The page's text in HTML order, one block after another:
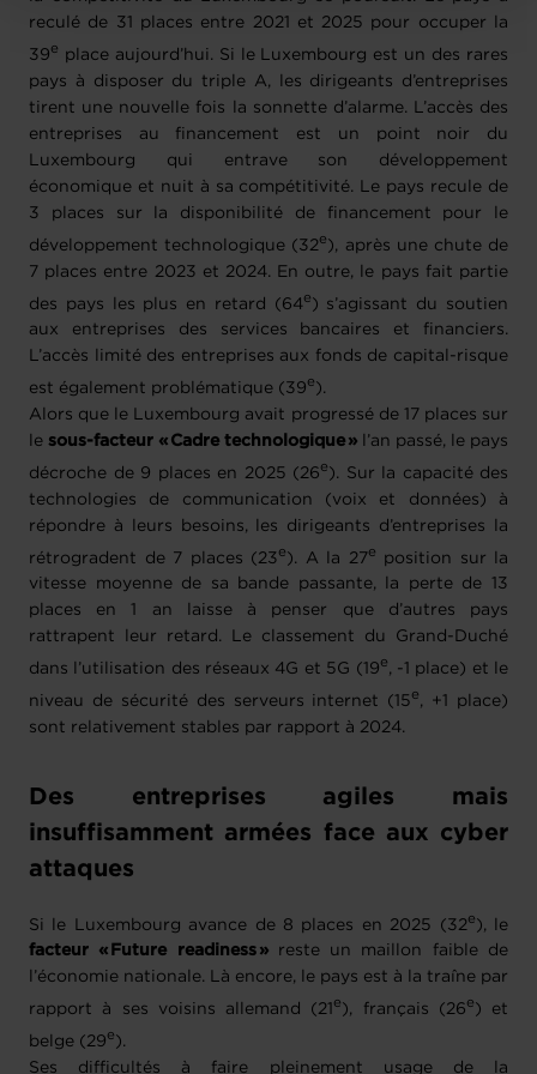
reculé de 31 places entre 2021 et 2025 pour occuper la
39e
place aujourd’hui. Si le Luxembourg est un des rares
pays à disposer du triple A, les dirigeants d’entreprises
tirent une nouvelle fois la sonnette d’alarme. L’accès des
entreprises au financement est un point noir du
Luxembourg qui entrave son développement
économique et nuit à sa compétitivité. Le pays recule de
3 places sur la disponibilité de financement pour le
développement technologique (32e ), après une chute de
7 places entre 2023 et 2024. En outre, le pays fait partie
des pays les plus en retard (64e ) s’agissant du soutien
aux entreprises des services bancaires et financiers.
L’accès limité des entreprises aux fonds de capital-risque
est également problématique (39e ).
Alors que le Luxembourg avait progressé de 17 places sur
le sous-facteur « Cadre technologique » l’an passé, le pays
décroche de 9 places en 2025 (26e ). Sur la capacité des
technologies de communication (voix et données) à
répondre à leurs besoins, les dirigeants d’entreprises la
rétrogradent de 7 places (23e ). A la 27e position sur la
vitesse moyenne de sa bande passante, la perte de 13
places en 1 an laisse à penser que d’autres pays
rattrapent leur retard. Le classement du Grand-Duché
dans l’utilisation des réseaux 4G et 5G (19e, -1 place) et le
niveau de sécurité des serveurs internet (15e, +1 place)
sont relativement stables par rapport à 2024.
Des entreprises agiles mais
insuffisamment armées face aux cyber
attaques
Si le Luxembourg avance de 8 places en 2025 (32e ), le
facteur « Future readiness »reste un maillon faible de
l’économie nationale. Là encore, le pays est à la traîne par
rapport à ses voisins allemand (21 e ), français (26e ) et
belge (29e ).
Ses difficultés à faire pleinement usage de la